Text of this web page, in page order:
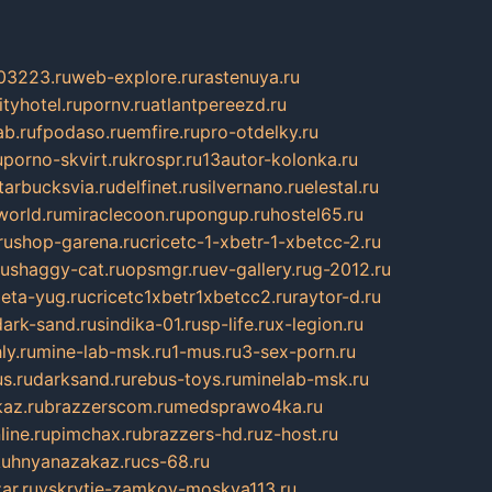
web-explore.rurastenuya.ru
pornv.ruatlantpereezd.ru
fpodaso.ruemfire.rupro-otdelky.ru
porno-skvirt.rukrospr.ru13autor-kolonka.ru
delfinet.rusilvernano.ruelestal.ru
miraclecoon.rupongup.ruhostel65.ru
shop-garena.rucricetc-1-xbetr-1-xbetcc-2.ru
shaggy-cat.ruopsmgr.ruev-gallery.rug-2012.ru
yug.rucricetc1xbetr1xbetcc2.ruraytor-d.ru
sand.rusindika-01.rusp-life.rux-legion.ru
mine-lab-msk.ru1-mus.ru3-sex-porn.ru
darksand.rurebus-toys.ruminelab-msk.ru
brazzerscom.rumedsprawo4ka.ru
pimchax.rubrazzers-hd.ruz-host.ru
cs-68.ru